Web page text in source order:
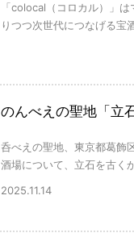
「colocal（コロカル）」
りつつ次世代につなげる宝
のんべえの聖地「立
呑べえの聖地、東京都葛飾
酒場について、立石を古く
2025.11.14